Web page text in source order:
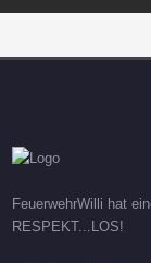
FeuerwehrWilli hat
RESPEKT...LOS!